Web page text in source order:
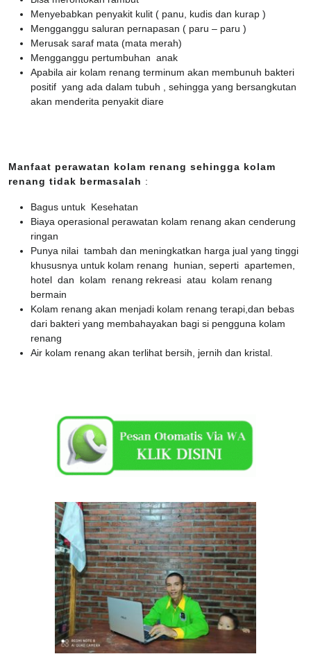
Menyebabkan penyakit kulit ( panu, kudis dan kurap )
Mengganggu saluran pernapasan ( paru – paru )
Merusak saraf mata (mata merah)
Mengganggu pertumbuhan anak
Apabila air kolam renang terminum akan membunuh bakteri
positif yang ada dalam tubuh , sehingga yang bersangkutan
akan menderita penyakit diare
Manfaat perawatan kolam renang sehingga kolam
renang tidak bermasalah :
Bagus untuk Kesehatan
Biaya operasional perawatan kolam renang akan cenderung
ringan
Punya nilai tambah dan meningkatkan harga jual yang tinggi
khususnya untuk kolam renang hunian, seperti apartemen,
hotel dan kolam renang rekreasi atau kolam renang
bermain
Kolam renang akan menjadi kolam renang terapi,dan bebas
dari bakteri yang membahayakan bagi si pengguna kolam
renang
Air kolam renang akan terlihat bersih, jernih dan kristal.